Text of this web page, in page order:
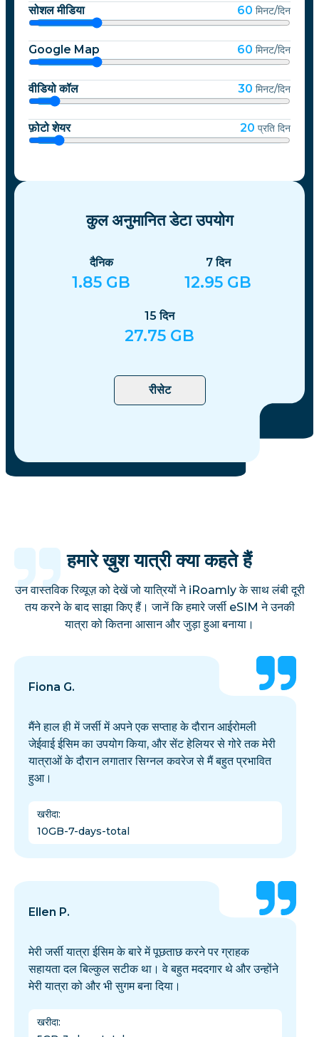
सोशल मीडिया 60 मिनट/दिन
Google Map 60 मिनट/दिन
वीडियो कॉल 30 मिनट/दिन
फ़ोटो शेयर 20 प्रति दिन
कुल अनुमानित डेटा उपयोग
दैनिक
1.85 GB
7दिन
12.95 GB
15दिन
27.75 GB
रीसेट
हमारे ख़ुश यात्री क्या कहते हैं
उन वास्तविक रिव्यूज़ को देखें जो यात्रियों ने iRoamly के साथ लंबी दूरी
तय करने के बाद साझा किए हैं। जानें कि हमारे जर्सी eSIM ने उनकी
यात्रा को कितना आसान और जुड़ा हुआ बनाया।
Fiona G.
मैंने हाल ही में जर्सी में अपने एक सप्ताह के दौरान आईरोमली
जेईवाई ईसिम का उपयोग किया, और सेंट हेलियर से गोरे तक मेरी
यात्राओं के दौरान लगातार सिग्नल कवरेज से मैं बहुत प्रभावित
हुआ।
खरीदा:
10GB-7-days-total
Ellen P.
मेरी जर्सी यात्रा ईसिम के बारे में पूछताछ करने पर ग्राहक
सहायता दल बिल्कुल सटीक था। वे बहुत मददगार थे और उन्होंने
मेरी यात्रा को और भी सुगम बना दिया।
खरीदा: